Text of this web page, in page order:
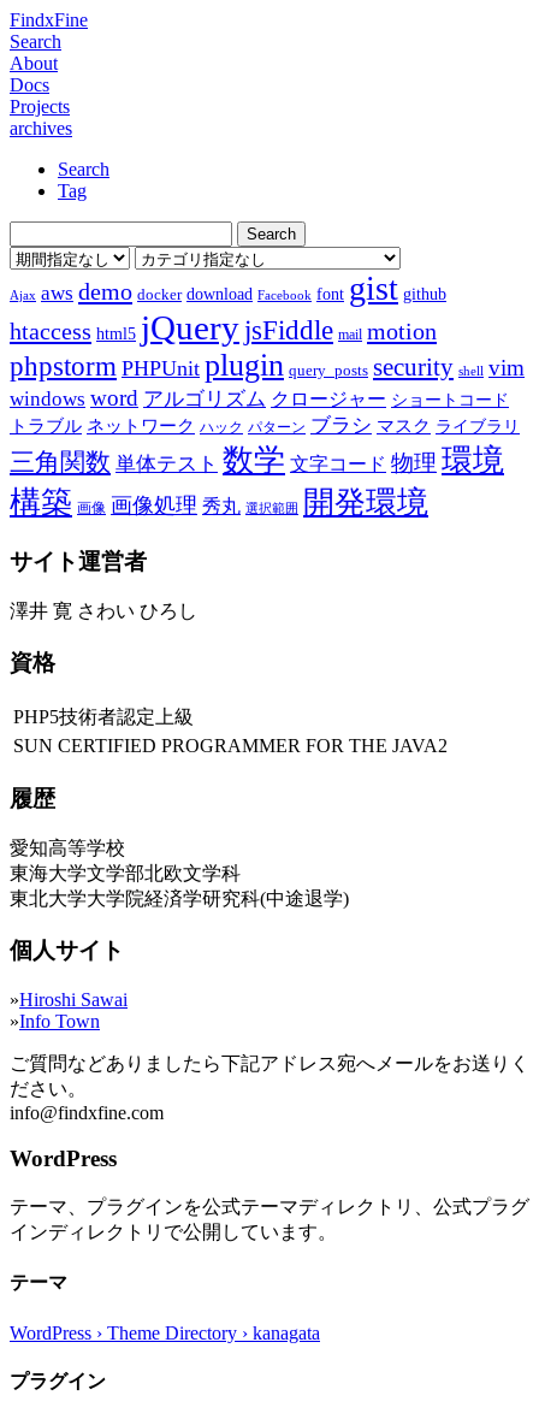
FindxFine
Search
About
Docs
Projects
archives
Search
Tag
Ajax aws demo docker download Facebook font gist github
htaccess html5 jQuery jsFiddle mail motion
phpstorm PHPUnit plugin query_posts security shell vim
windows word アルゴリズム クロージャー ショートコード
トラブル ネットワーク ハック パターン ブラシ マスク ライブラリ
三角関数 単体テスト 数学 文字コード 物理 環境
構築 画像 画像処理 秀丸 選択範囲 開発環境
サイト運営者
澤井 寛 さわい ひろし
資格
PHP5技術者認定上級
SUN CERTIFIED PROGRAMMER FOR THE JAVA2
履歴
愛知高等学校
東海大学文学部北欧文学科
東北大学大学院経済学研究科(中途退学)
個人サイト
»Hiroshi Sawai
»Info Town
ご質問などありましたら下記アドレス宛へメールをお送りく
ださい。
info@findxfine.com
WordPress
テーマ、プラグインを公式テーマディレクトリ、公式プラグ
インディレクトリで公開しています。
テーマ
WordPress › Theme Directory › kanagata
プラグイン